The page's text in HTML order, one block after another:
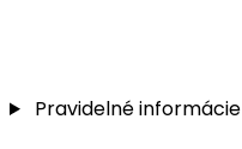
Pravidelné informácie